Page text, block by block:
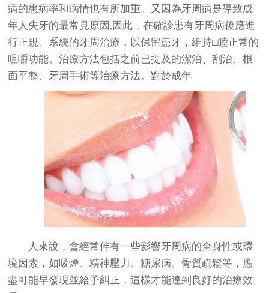
病的患病率和病情也有所加重。又因為牙周病是導致成
年人失牙的最常見原因,因此，在確診患有牙周病後應進
行正規、系統的牙周治療，以保留患牙，維持□睦正常的
咀嚼功能。治療方法包括之前已提及的潔治、刮治、根
面平整、牙周手術等治療方法。對於成年
人來說，會經常伴有一些影響牙周病的全身性或環
境因素，如吸煙、精神壓力、糖尿病、骨質疏鬆等，應
盡可能早發現並給予糾正，這樣才能達到良好的治療效